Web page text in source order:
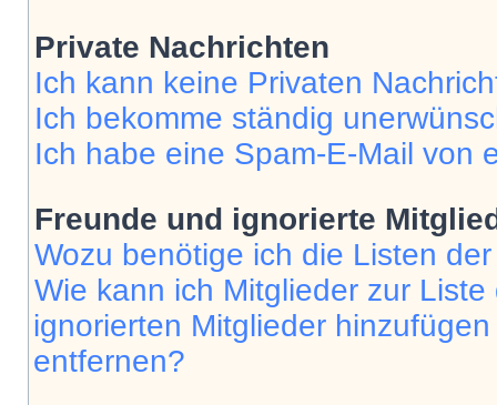
Private Nachrichten
Ich kann keine Privaten
Ich bekomme ständig
Ich habe eine Spam-E-Mail von
Freunde und ignorierte
Wozu benötige ich die Listen
Wie kann ich Mitglieder zur
ignorierten Mitglieder
entfernen?